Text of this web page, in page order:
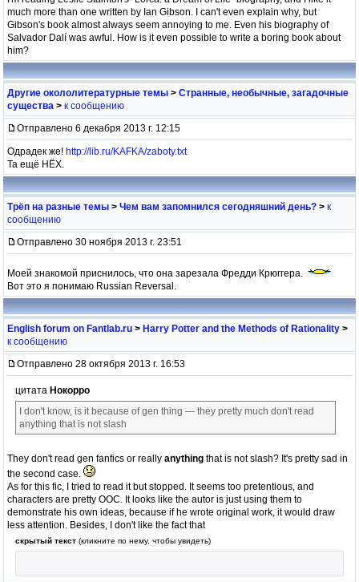
much more than one written by Ian Gibson. I can't even explain why, but
Gibson's book almost always seem annoying to me. Even his biography of
Salvador Dalí was awful. How is it even possible to write a boring book about
him?
Другие окололитературные темы > Странные, необычные, загадочные
существа > к сообщению
Отправлено 6 декабря 2013 г. 12:15
Одрадек же! http://lib.ru/KAFKA/zaboty.txt
Та ещё НЁХ.
Трёп на разные темы > Чем вам запомнился сегодняшний день? > к
сообщению
Отправлено 30 ноября 2013 г. 23:51
Моей знакомой приснилось, что она зарезала Фредди Крюггера.
Вот это я понимаю Russian Reversal.
English forum on Fantlab.ru > Harry Potter and the Methods of Rationality >
к сообщению
Отправлено 28 октября 2013 г. 16:53
цитата Нокорро
I don't know, is it because of gen thing — they pretty much don't read
anything that is not slash
They don't read gen fanfics or really anything that is not slash? It's pretty sad in
the second case.
As for this fic, I tried to read it but stopped. It seems too pretentious, and
characters are pretty OOC. It looks like the autor is just using them to
demonstrate his own ideas, because if he wrote original work, it would draw
less attention. Besides, I don't like the fact that
скрытый текст (кликните по нему, чтобы увидеть)